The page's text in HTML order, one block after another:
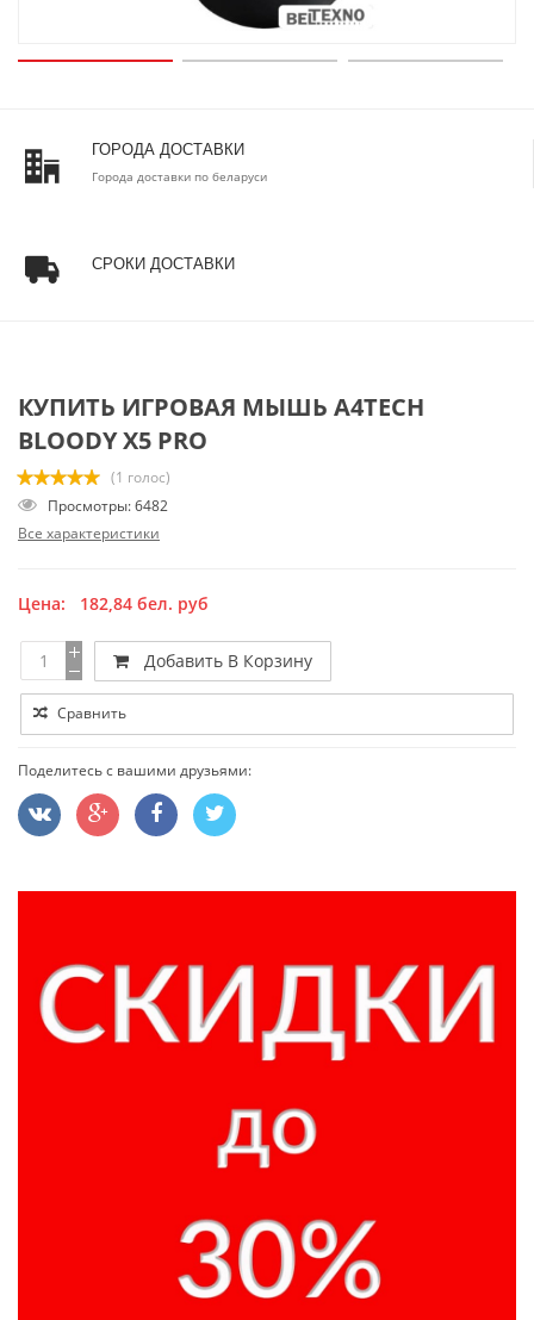
ГОРОДА ДОСТАВКИ
Города доставки по беларуси
СРОКИ ДОСТАВКИ
КУПИТЬ ИГРОВАЯ МЫШЬ A4TECH
BLOODY X5 PRO
(1 голос)
Просмотры: 6482
Все характеристики
Цена: 182,84 бел. руб
Добавить В Корзину
Сравнить
Поделитесь с вашими друзьями: